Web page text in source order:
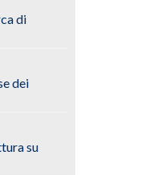
di
dei
su